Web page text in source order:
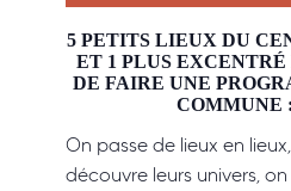
5 PETITS LIEUX DU
ET 1 PLUS
DE FAIRE UNE
COMMUNE :
On passe de lieux en
découvre leurs univers,